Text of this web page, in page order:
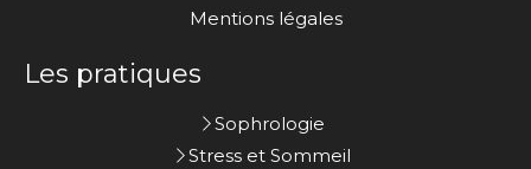
Mentions légales
Les pratiques
Sophrologie
Stress et Sommeil